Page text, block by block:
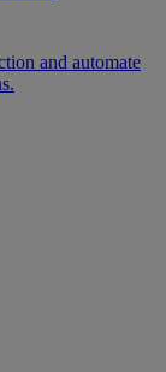
and automate